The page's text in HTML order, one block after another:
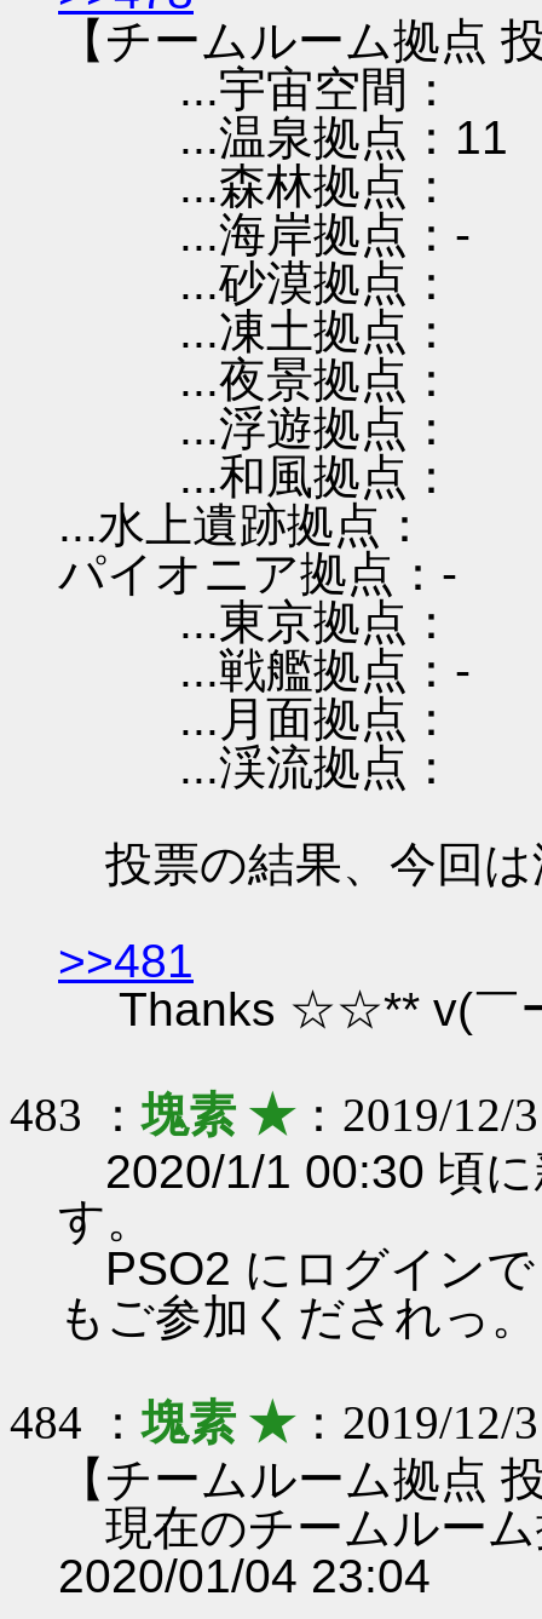
【チームルーム拠点
...宇宙空間：
...温泉拠点：11
...森林拠点：
...海岸拠点：-
...砂漠拠点：
...凍土拠点：
...夜景拠点：
...浮遊拠点：
...和風拠点：
...水上遺跡拠点：
パイオニア拠点：-
...東京拠点：
...戦艦拠点：-
...月面拠点：
...渓流拠点：
投票の結果、今回
>>481
Thanks ☆☆** v(￣
483 ：塊素 ★：2019/12/
2020/1/1 00:30 頃に
す。
PSO2 にログイン
もご参加くだされっ。
484 ：塊素 ★：2019/12/
【チームルーム拠点
現在のチームルー
2020/01/04 23:04